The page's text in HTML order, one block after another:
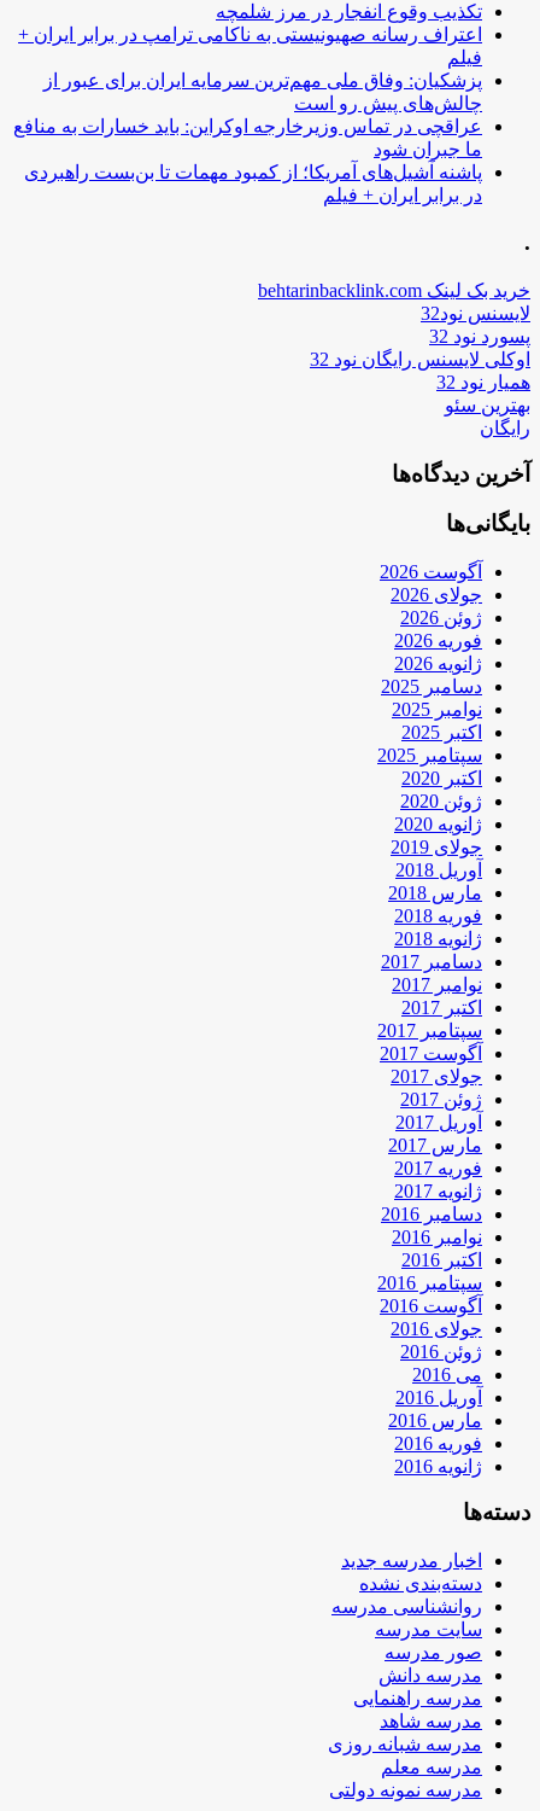
تکذیب وقوع انفجار در مرز شلمچه
اعتراف رسانه صهیونیستی به ناکامی ترامپ در برابر ایران +
فیلم
پزشکیان: وفاق ملی مهم‌ترین سرمایه ایران برای عبور از
چالش‌های پیش رو است
عراقچی در تماس وزیرخارجه اوکراین: باید خسارات به منافع
ما جبران شود
پاشنه آشیل‌های آمریکا؛ از کمبود مهمات تا بن‌بست راهبردی
در برابر ایران + فیلم
.
خرید بک لینک behtarinbacklink.com
لایسنس نود32
پسورد نود 32
اوکلی لایسنس رایگان نود 32
همیار نود 32
بهترین سئو
رایگان
آخرین دیدگاه‌ها
بایگانی‌ها
آگوست 2026
جولای 2026
ژوئن 2026
فوریه 2026
ژانویه 2026
دسامبر 2025
نوامبر 2025
اکتبر 2025
سپتامبر 2025
اکتبر 2020
ژوئن 2020
ژانویه 2020
جولای 2019
آوریل 2018
مارس 2018
فوریه 2018
ژانویه 2018
دسامبر 2017
نوامبر 2017
اکتبر 2017
سپتامبر 2017
آگوست 2017
جولای 2017
ژوئن 2017
آوریل 2017
مارس 2017
فوریه 2017
ژانویه 2017
دسامبر 2016
نوامبر 2016
اکتبر 2016
سپتامبر 2016
آگوست 2016
جولای 2016
ژوئن 2016
می 2016
آوریل 2016
مارس 2016
فوریه 2016
ژانویه 2016
دسته‌ها
اخبار مدرسه جدید
دسته‌بندی نشده
روانشناسی مدرسه
سایت مدرسه
صور مدرسه
مدرسه دانش
مدرسه راهنمایی
مدرسه شاهد
مدرسه شبانه روزی
مدرسه معلم
مدرسه نمونه دولتی